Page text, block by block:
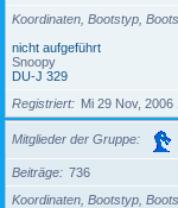
Koordinaten, Bootstyp,
nicht aufgeführt
Snoopy
DU-J 329
Registriert
Mi 29 Nov, 2006
Mitglieder der Gruppe
Beiträge
736
Koordinaten, Bootstyp,